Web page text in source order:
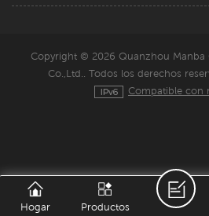
Copyright © 2026 Quanzhou Manba
Co.,Ltd.. Todos los derechos
Compatible con
Hogar Productos